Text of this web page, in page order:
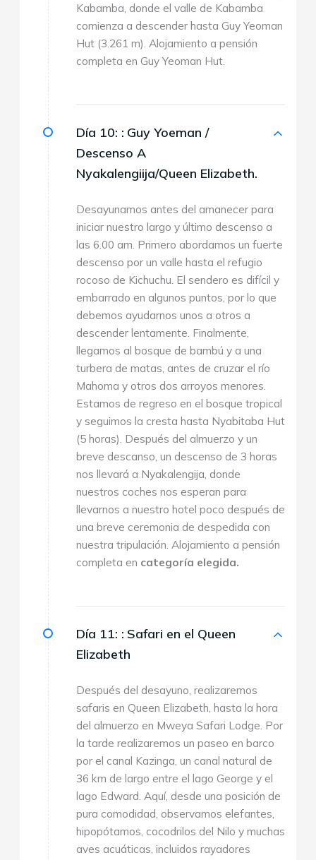
Kabamba, donde el valle de Kabamba
comienza a descender hasta Guy Yeoman
Hut (3.261 m). Alojamiento a pensión
completa en Guy Yeoman Hut.
Día 10: : Guy Yoeman /
Descenso A
Nyakalengiija/Queen Elizabeth.
Desayunamos antes del amanecer para
iniciar nuestro largo y último descenso a
las 6.00 am. Primero abordamos un fuerte
descenso por un valle hasta el refugio
rocoso de Kichuchu. El sendero es difícil y
embarrado en algunos puntos, por lo que
debemos ayudarnos unos a otros a
descender lentamente. Finalmente,
llegamos al bosque de bambú y a una
turbera de matas, antes de cruzar el río
Mahoma y otros dos arroyos menores.
Estamos de regreso en el bosque tropical
y seguimos la cresta hasta Nyabitaba Hut
(5 horas). Después del almuerzo y un
breve descanso, un descenso de 3 horas
nos llevará a Nyakalengija, donde
nuestros coches nos esperan para
llevarnos a nuestro hotel poco después de
una breve ceremonia de despedida con
nuestra tripulación. Alojamiento a pensión
completa en categoría elegida.
Día 11: : Safari en el Queen
Elizabeth
Después del desayuno, realizaremos
safaris en Queen Elizabeth, hasta la hora
del almuerzo en Mweya Safari Lodge. Por
la tarde realizaremos un paseo en barco
por el canal Kazinga, un canal natural de
36 km de largo entre el lago George y el
lago Edward. Aquí, desde una posición de
pura comodidad, observamos elefantes,
hipopótamos, cocodrilos del Nilo y muchas
aves acuáticas, incluidos rayadores